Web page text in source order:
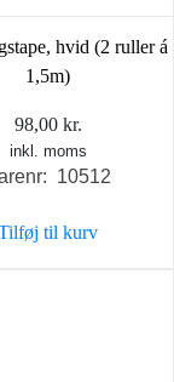
hvid (2 ruller á
1,5m)
98,00 kr.
inkl. moms
10512
til kurv